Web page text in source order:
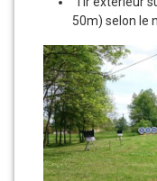
50m) selon le